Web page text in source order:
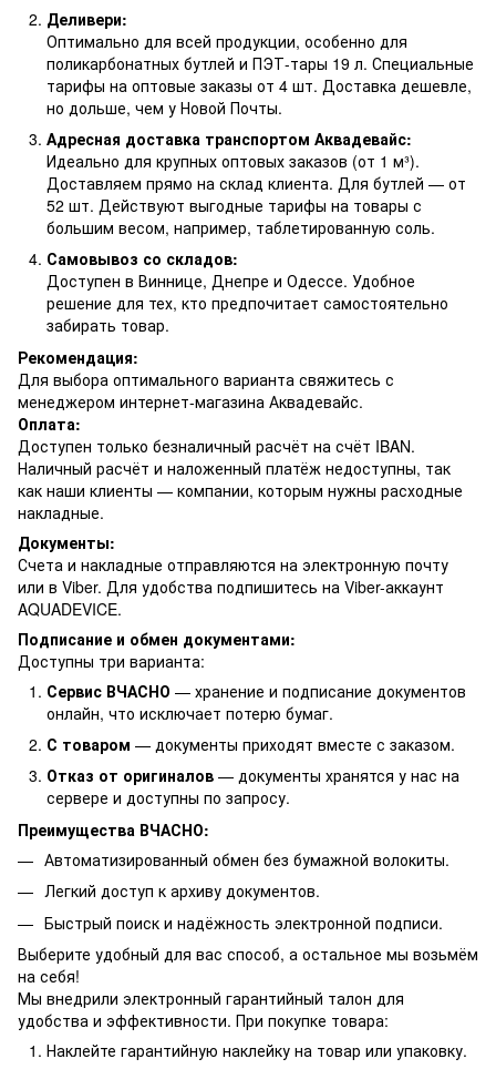
Деливери:
Оптимально для всей продукции, особенно для
поликарбонатных бутлей и ПЭТ-тары 19 л. Специальные
тарифы на оптовые заказы от 4 шт. Доставка дешевле,
но дольше, чем у Новой Почты.
Адресная доставка транспортом Аквадевайс:
Идеально для крупных оптовых заказов (от 1 м³).
Доставляем прямо на склад клиента. Для бутлей — от
52 шт. Действуют выгодные тарифы на товары с
большим весом, например, таблетированную соль.
Самовывоз со складов:
Доступен в Виннице, Днепре и Одессе. Удобное
решение для тех, кто предпочитает самостоятельно
забирать товар.
Рекомендация:
Для выбора оптимального варианта свяжитесь с
менеджером интернет-магазина Аквадевайс.
Оплата:
Доступен только безналичный расчёт на счёт IBAN.
Наличный расчёт и наложенный платёж недоступны, так
как наши клиенты — компании, которым нужны расходные
накладные.
Документы:
Счета и накладные отправляются на электронную почту
или в Viber. Для удобства подпишитесь на Viber-аккаунт
AQUADEVICE.
Подписание и обмен документами:
Доступны три варианта:
Сервис ВЧАСНО — хранение и подписание документов
онлайн, что исключает потерю бумаг.
С товаром — документы приходят вместе с заказом.
Отказ от оригиналов — документы хранятся у нас на
сервере и доступны по запросу.
Преимущества ВЧАСНО:
Автоматизированный обмен без бумажной волокиты.
Легкий доступ к архиву документов.
Быстрый поиск и надёжность электронной подписи.
Выберите удобный для вас способ, а остальное мы возьмём
на себя!
Мы внедрили электронный гарантийный талон для
удобства и эффективности. При покупке товара:
Наклейте гарантийную наклейку на товар или упаковку.